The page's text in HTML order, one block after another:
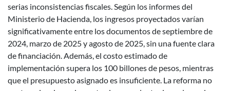
serias inconsistencias fiscales. Según los informes del
Ministerio de Hacienda, los ingresos proyectados varían
significativamente entre los documentos de septiembre de
2024, marzo de 2025 y agosto de 2025, sin una fuente clara
de financiación. Además, el costo estimado de
implementación supera los 100 billones de pesos, mientras
que el presupuesto asignado es insuficiente. La reforma no